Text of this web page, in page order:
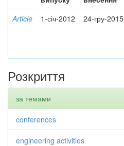
Article 1-січ-2012 24-гру-2015
Розкриття
за темами
conferences
engineering activities